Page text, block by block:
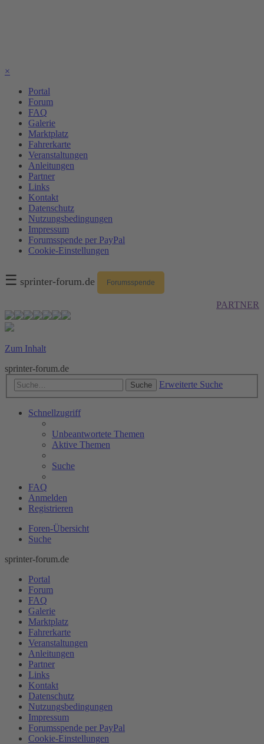
×
Portal
Forum
FAQ
Galerie
Marktplatz
Fahrerkarte
Veranstaltungen
Anleitungen
Partner
Links
Kontakt
Datenschutz
Nutzungsbedingungen
Impressum
Forumsspende per PayPal
Cookie-Einstellungen
☰ sprinter-forum.de Forumsspende
PARTNER
Zum Inhalt
sprinter-forum.de
Suche Erweiterte Suche
Schnellzugriff
Unbeantwortete Themen
Aktive Themen
Suche
FAQ
Anmelden
Registrieren
Foren-Übersicht
Suche
sprinter-forum.de
Portal
Forum
FAQ
Galerie
Marktplatz
Fahrerkarte
Veranstaltungen
Anleitungen
Partner
Links
Kontakt
Datenschutz
Nutzungsbedingungen
Impressum
Forumsspende per PayPal
Cookie-Einstellungen